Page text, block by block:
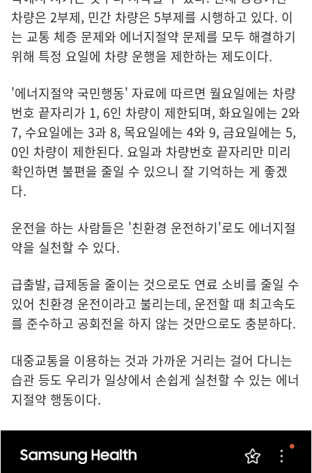
차량은 2부제, 민간 차량은 5부제를 시행하고 있다. 이
는 교통 체증 문제와 에너지절약 문제를 모두 해결하기
위해 특정 요일에 차량 운행을 제한하는 제도이다.
'에너지절약 국민행동' 자료에 따르면 월요일에는 차량
번호 끝자리가 1, 6인 차량이 제한되며, 화요일에는 2와
7, 수요일에는 3과 8, 목요일에는 4와 9, 금요일에는 5,
0인 차량이 제한된다. 요일과 차량번호 끝자리만 미리
확인하면 불편을 줄일 수 있으니 잘 기억하는 게 좋겠
다.
운전을 하는 사람들은 '친환경 운전하기'로도 에너지절
약을 실천할 수 있다.
급출발, 급제동을 줄이는 것으로도 연료 소비를 줄일 수
있어 친환경 운전이라고 불리는데, 운전할 때 최고속도
를 준수하고 공회전을 하지 않는 것만으로도 충분하다.
대중교통을 이용하는 것과 가까운 거리는 걸어 다니는
습관 등도 우리가 일상에서 손쉽게 실천할 수 있는 에너
지절약 행동이다.